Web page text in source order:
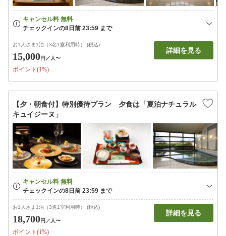
お1人さま1泊（3名1室利用時） (税込)
15,000円 ／人〜
ポイント(1%)
詳細を見る
【夕・朝食付】特別優待プラン 夕食は「夏泊ナチュラル
キュイジーヌ」
お1人さま1泊（3名1室利用時） (税込)
18,700円 ／人〜
ポイント(1%)
詳細を見る